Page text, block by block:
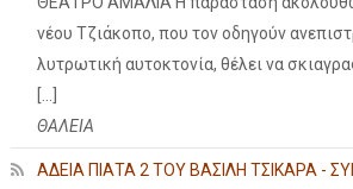
νέου Τζιάκοπο, που τον οδηγούν
λυτρωτική αυτοκτονία, θέλει να
ΘΑΛΕΙΑ
ΑΔΕΙΑ ΠΙΑΤΑ 2 ΤΟΥ ΒΑΣΙΛΗ ΤΣΙΚΑΡΑ -